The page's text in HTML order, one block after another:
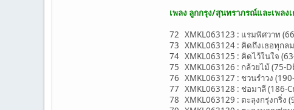
เพลง ลูกกรุง/สุนทราภรณ์และเพลง
72 XMKL063123 : แรมพิศวาท
73 XMKL063124 : คิดถึงเธอทุกล
74 XMKL063125 : คิดไว้ในใจ
75 XMKL063126 : กล้วยไม้ (75-
76 XMKL063127 : ชวนรำวง
77 XMKL063128 : ช่อมาลี (186-
78 XMKL063129 : ตะลุงกรุ่งกริ่ง